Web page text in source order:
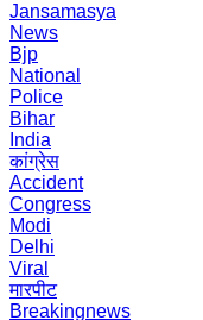
Jansamasya
News
Bjp
National
Police
Bihar
India
कांग्रेस
Accident
Congress
Modi
Delhi
Viral
मारपीट
Breakingnews